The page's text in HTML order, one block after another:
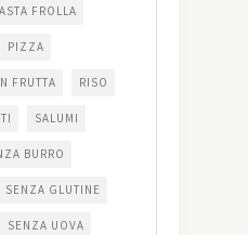
FROLLA
PIZZA
FRUTTA RISO
SALUMI
BURRO
SENZA GLUTINE
SENZA UOVA